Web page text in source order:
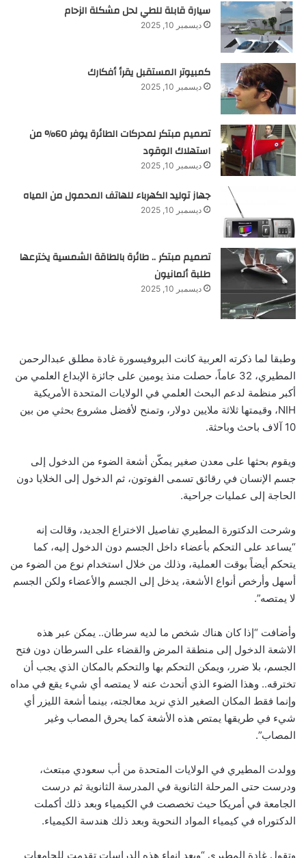
سيارة قابلة للطي لحل مشكلة الزحام
ديسمبر 10, 2025
كمبيوتر المستقبل يقرأ أفكارك
ديسمبر 10, 2025
تصميم مبتكر لمحركات الطائرة يوفر 60% من
استهلاك الوقود
ديسمبر 10, 2025
جهاز توليد الكهرباء للهاتف المحمول من المياه
ديسمبر 10, 2025
تصميم مبتكر .. طائرة بالطاقة الشمسية يخترعها
طلبة ألمانيون
ديسمبر 10, 2025
وطبقا لما ذكرته العربية كانت البروفيسورة غادة مطلق عبدالرحمن
المطيري، 32 عاماً، حصلت منذ يومين على جائزة الإبداع العلمي من
أكبر منظمة لدعم البحث العلمي في الولايات المتحدة الأمريكية
NIH، وقيمتها ثلاثة ملايين دولار، وتمنح لأفضل مشروع بحثي من بين
10 آلاف باحث وباحثة.
ويقوم بحثها على معدن صغير يمكّن أشعة الضوء من الدخول إلى
جسم الإنسان في رقائق تسمى الفوتون، ثم الدخول إلى الخلايا دون
الحاجة إلى عمليات جراحية.
وشرحت الدكتورة المطيري تفاصيل الاختراع الجديد، وقالت إنه
“يساعد على التحكم بأعضاء داخل الجسم دون الدخول إليه، كما
يتحكم أيضاً بوقت العملية، وذلك من خلال استخدام نوع من الضوء من
أسهل وأرخص أنواع الأشعة، يدخل إلى الجسم والأعضاء ولكن الجسم
لا يمتصه”.
وأضافت “إذا كان هناك شخص ما لديه سرطان.. يمكن عبر هذه
الاشعة الدخول إلى منطقة المرض والقضاء على السرطان دون فتح
الجسم، بلا ضرر، ويمكن التحكم بها والتحكم بالمكان الذي يجب أن
تخترقه.. وهذا الضوء الذي أتحدث عنه لا يمتصه أي شيء يقع في مداه
وإنما فقط المكان الصغير الذي نريد معالجته، بينما أشعة الليزر أي
شيء في طريقها يمتص هذه الأشعة كما يحرق المصاب وغير
المصاب”.
وولدت المطيري في الولايات المتحدة من أب سعودي مبتعث،
ودرست حتى المرحلة الثانوية في المدرسة الثانوية ثم درست
الجامعة في أمريكا حيث تخصصت في الكيمياء وبعد ذلك أكملت
الدكتوراه في كيمياء المواد النحوية وبعد ذلك هندسة الكيمياء.
وتقول غادة المطيري “وبعد إنهاء هذه الدراسات تقدمت للجامعات